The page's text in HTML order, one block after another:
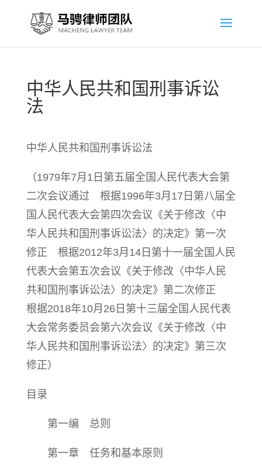
中华人民共和国刑事诉讼
法
中华人民共和国刑事诉讼法
（1979年7月1日第五届全国人民代表大会第
二次会议通过 根据1996年3月17日第八届全
国人民代表大会第四次会议《关于修改〈中
华人民共和国刑事诉讼法〉的决定》第一次
修正 根据2012年3月14日第十一届全国人民
代表大会第五次会议《关于修改〈中华人民
共和国刑事诉讼法〉的决定》第二次修正
根据2018年10月26日第十三届全国人民代表
大会常务委员会第六次会议《关于修改〈中
华人民共和国刑事诉讼法〉的决定》第三次
修正）
目录
第一编 总则
第一章 任务和基本原则